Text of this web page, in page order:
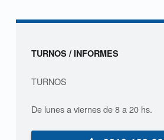
Sidebar
TURNOS / INFORMES
TURNOS
De lunes a viernes de 8 a 20 hs.